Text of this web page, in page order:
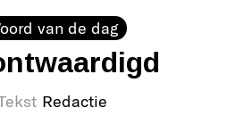
van de dag
Redactie